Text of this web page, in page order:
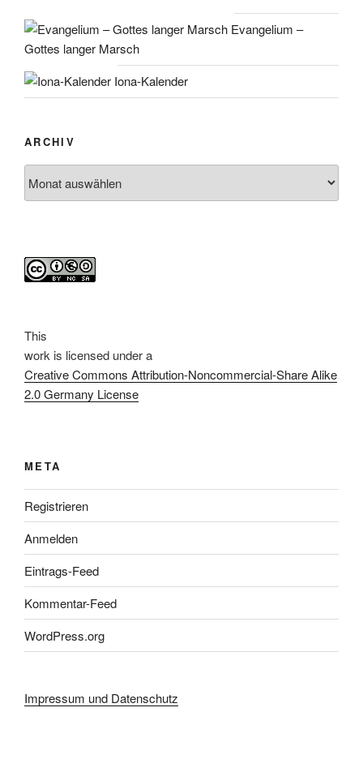
Evangelium –
Gottes langer Marsch
Iona-Kalender
ARCHIV
This
work is licensed under a
Creative Commons Attribution-Noncommercial-Share Alike
2.0 Germany License
META
Registrieren
Anmelden
Eintrags-Feed
Kommentar-Feed
WordPress.org
Impressum und Datenschutz